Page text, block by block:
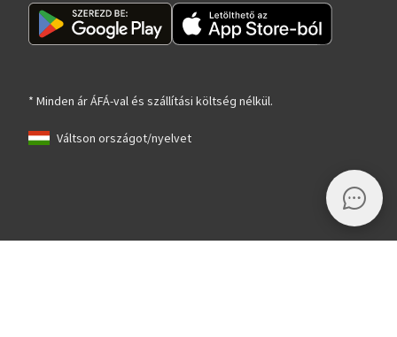
* Minden ár ÁFÁ-val és szállítási költség nélkül.
Váltson országot/nyelvet